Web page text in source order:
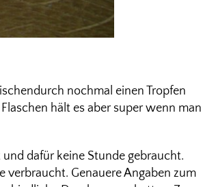
nochmal einen Tropfen
hält es aber super wenn man
und dafür keine Stunde gebraucht.
verbraucht. Genauere Angaben zum